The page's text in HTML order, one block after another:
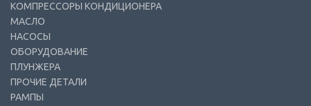
КОМПРЕССОРЫ КОНДИЦИОНЕРА
МАСЛО
НАСОСЫ
ОБОРУДОВАНИЕ
ПЛУНЖЕРА
ПРОЧИЕ ДЕТАЛИ
РАМПЫ